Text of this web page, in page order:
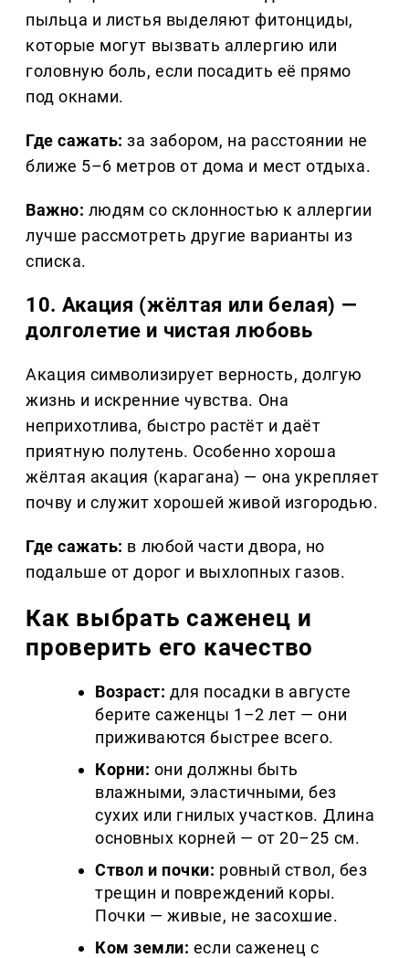
пыльца и листья выделяют фитонциды,
которые могут вызвать аллергию или
головную боль, если посадить её прямо
под окнами.
Где сажать: за забором, на расстоянии не
ближе 5–6 метров от дома и мест отдыха.
Важно: людям со склонностью к аллергии
лучше рассмотреть другие варианты из
списка.
10. Акация (жёлтая или белая) —
долголетие и чистая любовь
Акация символизирует верность, долгую
жизнь и искренние чувства. Она
неприхотлива, быстро растёт и даёт
приятную полутень. Особенно хороша
жёлтая акация (карагана) — она укрепляет
почву и служит хорошей живой изгородью.
Где сажать: в любой части двора, но
подальше от дорог и выхлопных газов.
Как выбрать саженец и
проверить его качество
Возраст: для посадки в августе
берите саженцы 1–2 лет — они
приживаются быстрее всего.
Корни: они должны быть
влажными, эластичными, без
сухих или гнилых участков. Длина
основных корней — от 20–25 см.
Ствол и почки: ровный ствол, без
трещин и повреждений коры.
Почки — живые, не засохшие.
Ком земли: если саженец с